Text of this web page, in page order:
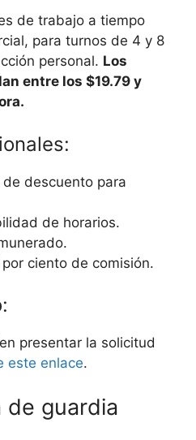
de trabajo a tiempo
para turnos de 4 y 8
personal. Los
entre los $19.79 y
descuento para
de horarios.
ciento de comisión.
presentar la solicitud
este enlace.
de guardia